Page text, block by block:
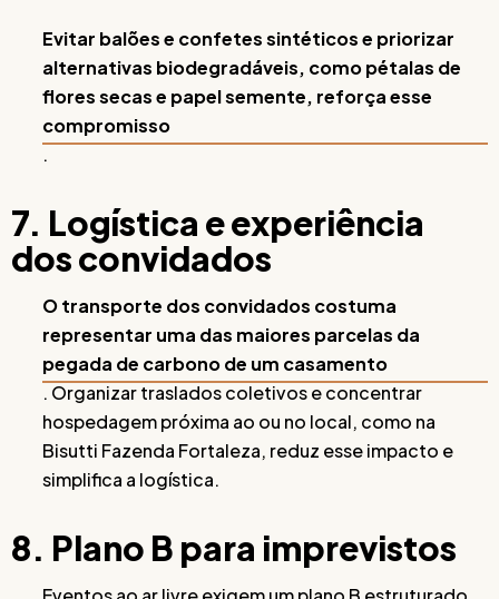
Evitar balões e confetes sintéticos e priorizar
alternativas biodegradáveis, como pétalas de
flores secas e papel semente, reforça esse
compromisso
.
7. Logística e experiência
dos convidados
O transporte dos convidados costuma
representar uma das maiores parcelas da
pegada de carbono de um casamento
. Organizar traslados coletivos e concentrar
hospedagem próxima ao ou no local, como na
Bisutti Fazenda Fortaleza, reduz esse impacto e
simplifica a logística.
8. Plano B para imprevistos